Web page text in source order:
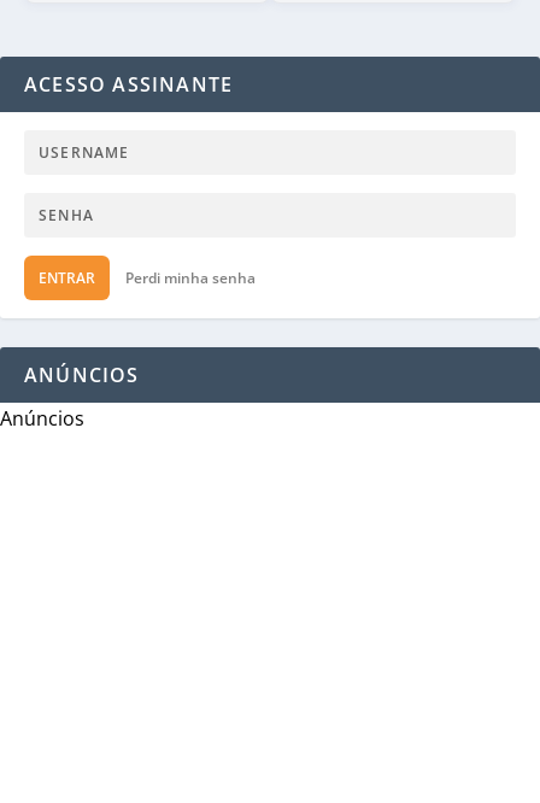
ACESSO ASSINANTE
ENTRAR Perdi minha senha
ANÚNCIOS
Anúncios